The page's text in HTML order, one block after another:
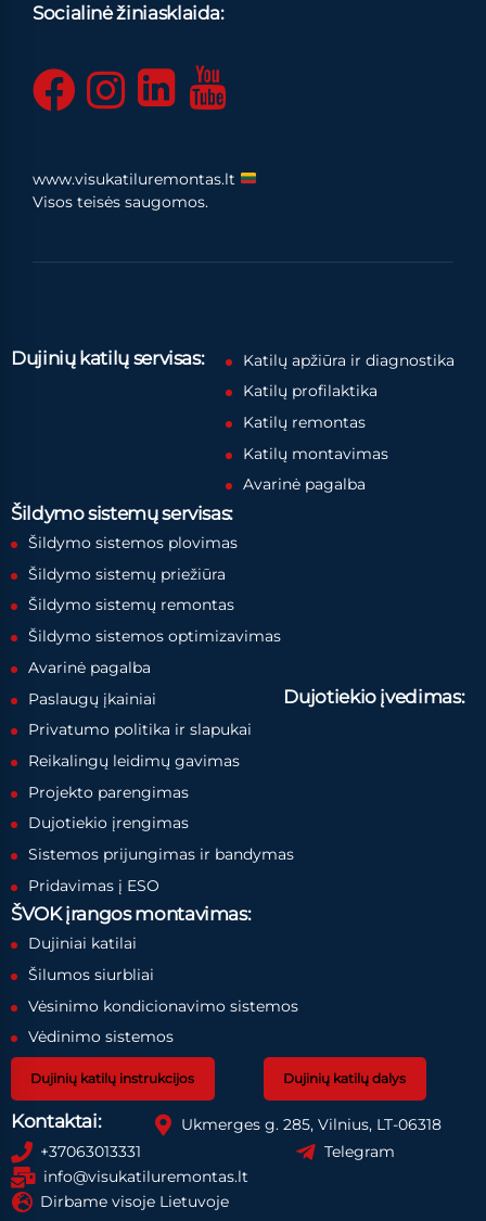
Socialinė žiniasklaida:
www.visukatiluremontas.lt
Visos teisės saugomos.
Dujinių katilų servisas:
Katilų apžiūra ir diagnostika
Katilų profilaktika
Katilų remontas
Katilų montavimas
Avarinė pagalba
Šildymo sistemų servisas:
Šildymo sistemos plovimas
Šildymo sistemų priežiūra
Šildymo sistemų remontas
Šildymo sistemos optimizavimas
Avarinė pagalba
Paslaugų įkainiai
Privatumo politika ir slapukai
Dujotiekio įvedimas:
Reikalingų leidimų gavimas
Projekto parengimas
Dujotiekio įrengimas
Sistemos prijungimas ir bandymas
Pridavimas į ESO
ŠVOK įrangos montavimas:
Dujiniai katilai
Šilumos siurbliai
Vėsinimo kondicionavimo sistemos
Vėdinimo sistemos
Dujinių katilų instrukcijos Dujinių katilų dalys
Kontaktai:
Ukmerges g. 285, Vilnius, LT-06318
+37063013331
Telegram
info@visukatiluremontas.lt
Dirbame visoje Lietuvoje